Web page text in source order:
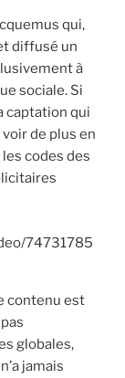
qui,
diffusé un
à
sociale. Si
captation qui
de plus en
codes des
74731785
contenu est
globales,
jamais